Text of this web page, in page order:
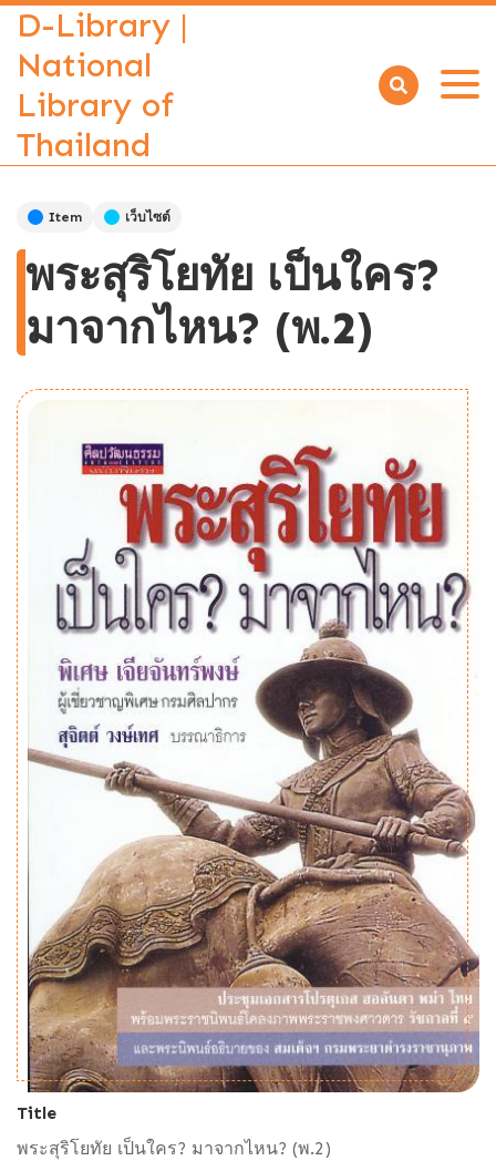
D-Library |
National
Library of
Thailand
Open
Item เว็บไซต์
พระสุริโยทัย เป็นใคร?
มาจากไหน? (พ.2)
Title
พระสุริโยทัย เป็นใคร? มาจากไหน? (พ.2)